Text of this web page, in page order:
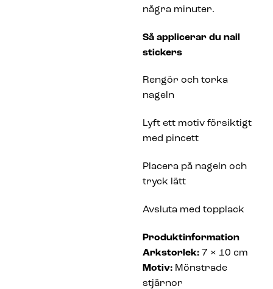
några minuter.
Så applicerar du nail
stickers
Rengör och torka
nageln
Lyft ett motiv försiktigt
med pincett
Placera på nageln och
tryck lätt
Avsluta med topplack
Produktinformation
Arkstorlek: 7 × 10 cm
Motiv: Mönstrade
stjärnor